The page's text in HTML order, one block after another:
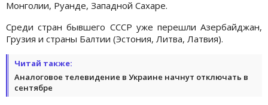
Монголии, Руанде, Западной Сахаре.
Среди стран бывшего СССР уже перешли Азербайджан,
Грузия и страны Балтии (Эстония, Литва, Латвия).
Читай также:
Аналоговое телевидение в Украине начнут отключать в
сентябре